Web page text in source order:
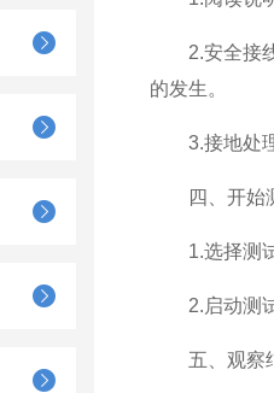
2.安全接线
的发生。
3.接地处理
四、开始
1.选择测试
2.启动测试
五、观察